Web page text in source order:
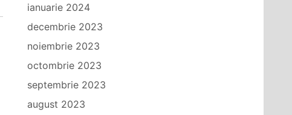
ianuarie 2024
decembrie 2023
noiembrie 2023
octombrie 2023
septembrie 2023
august 2023